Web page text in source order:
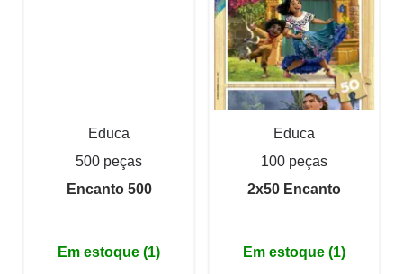
Educa
500 peças
Encanto 500
Em estoque (1)
Educa
100 peças
2x50 Encanto
Em estoque (1)